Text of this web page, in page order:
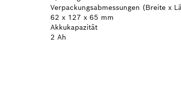
Verpackungsabmessungen (Breite x
62 x 127 x 65 mm
Akkukapazität
2 Ah